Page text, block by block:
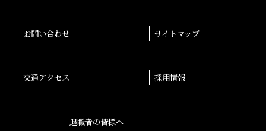
お問い合わせ サイトマップ
交通アクセス 採用情報
退職者の皆様へ